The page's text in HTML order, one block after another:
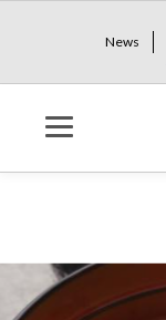
News